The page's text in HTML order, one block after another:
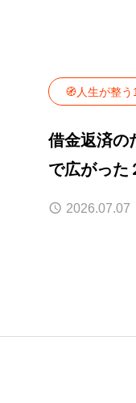
🧭人生が整
借金返済の
で広がった
2026.07.07